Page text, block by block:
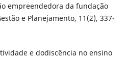
empreendedora da fundação
e Planejamento, 11(2), 337-
e dodiscência no ensino